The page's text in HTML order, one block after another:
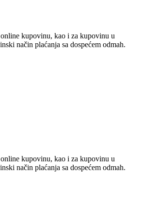
kupovinu, kao i za kupovinu u
način plaćanja sa dospećem odmah.
kupovinu, kao i za kupovinu u
način plaćanja sa dospećem odmah.